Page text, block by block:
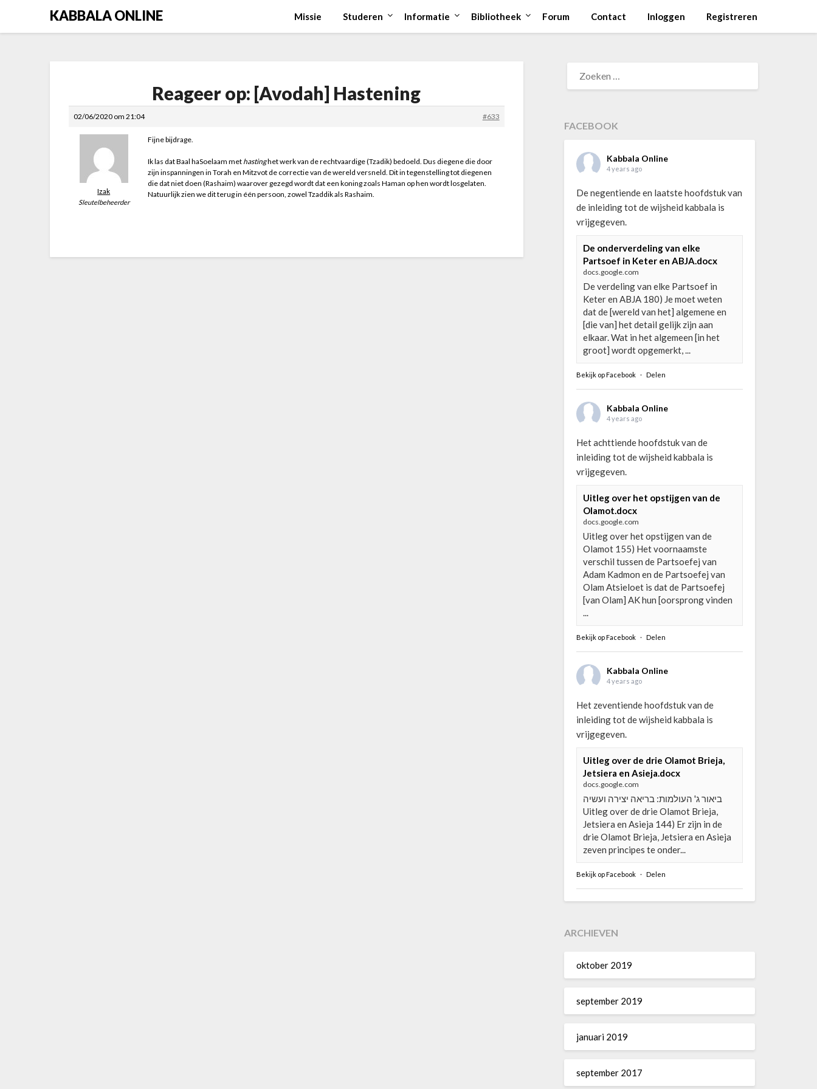
KABBALA ONLINE Missie Studeren Informatie Bibliotheek Forum Contact Inloggen Registreren
Reageer op: [Avodah] Hastening
02/06/2020 om 21:04 #633
Izak
Sleutelbeheerder
Fijne bijdrage.
Ik las dat Baal haSoelaam met hastinghet werk van de rechtvaardige (Tzadik) bedoeld. Dus diegene die door
zijn inspanningen in Torah en Mitzvot de correctie van de wereld versneld. Dit in tegenstelling tot diegenen
die dat niet doen (Rashaim) waarover gezegd wordt dat een koning zoals Haman op hen wordt losgelaten.
Natuurlijk zien we dit terug in één persoon, zowel Tzaddik als Rashaim.
NAAR:
FACEBOOK
Kabbala Online
4 years ago
De negentiende en laatste hoofdstuk van
de inleiding tot de wijsheid kabbala is
vrijgegeven.
De onderverdeling van elke
Partsoef in Keter en ABJA.docx
docs.google.com
De verdeling van elke Partsoef in
Keter en ABJA 180) Je moet weten
dat de [wereld van het] algemene en
[die van] het detail gelijk zijn aan
elkaar. Wat in het algemeen [in het
groot] wordt opgemerkt, ...
Bekijk op Facebook · Delen
Kabbala Online
4 years ago
Het achttiende hoofdstuk van de
inleiding tot de wijsheid kabbala is
vrijgegeven.
Uitleg over het opstijgen van de
Olamot.docx
docs.google.com
Uitleg over het opstijgen van de
Olamot 155) Het voornaamste
verschil tussen de Partsoefej van
Adam Kadmon en de Partsoefej van
Olam Atsieloet is dat de Partsoefej
[van Olam] AK hun [oorsprong vinden
...
Bekijk op Facebook · Delen
Kabbala Online
4 years ago
Het zeventiende hoofdstuk van de
inleiding tot de wijsheid kabbala is
vrijgegeven.
Uitleg over de drie Olamot Brieja,
Jetsiera en Asieja.docx
docs.google.com
ביאור ג' העולמות: בריאה יצירה ועשיה
Uitleg over de drie Olamot Brieja,
Jetsiera en Asieja 144) Er zijn in de
drie Olamot Brieja, Jetsiera en Asieja
zeven principes te onder...
Bekijk op Facebook · Delen
ARCHIEVEN
oktober 2019
september 2019
januari 2019
september 2017